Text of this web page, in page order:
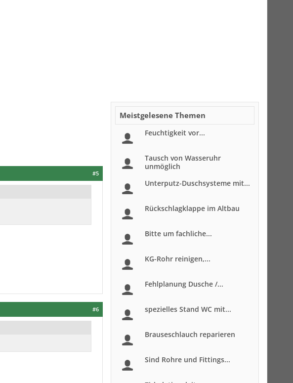
#5
#6
Meistgelesene Themen
Feuchtigkeit vor...
Tausch von Wasseruhr
unmöglich
Unterputz-Duschsysteme mit...
Rückschlagklappe im Altbau
Bitte um fachliche...
KG-Rohr reinigen,...
Fehlplanung Dusche /...
spezielles Stand WC mit...
Brauseschlauch reparieren
Sind Rohre und Fittings...